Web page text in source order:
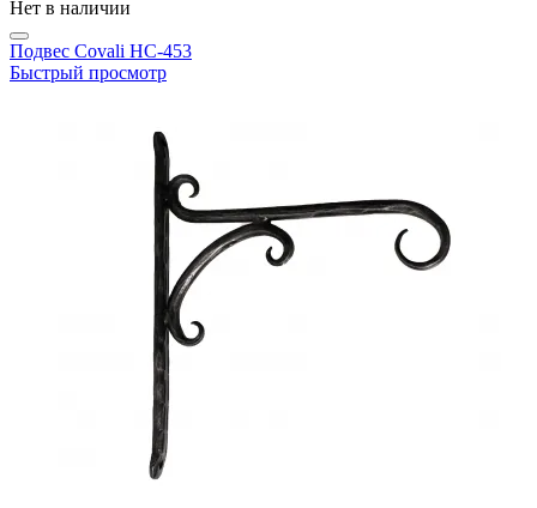
Нет в наличии
Подвес Covali HC-453
Быстрый просмотр